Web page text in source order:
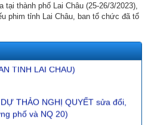
tại thành phố Lai Châu (25-26/3/2023),
phim tỉnh Lai Châu, ban tổ chức đã tổ
TỈNH LAI CHÂU BAN HÀNH
VỀ PHÒNG, CHỐNG BẠO
TỈNH LAI CHÂU)
THẢO NGHỊ QUYẾT sửa đổi,
phố và NQ 20)
dự toán thu, chi ngân sách địa